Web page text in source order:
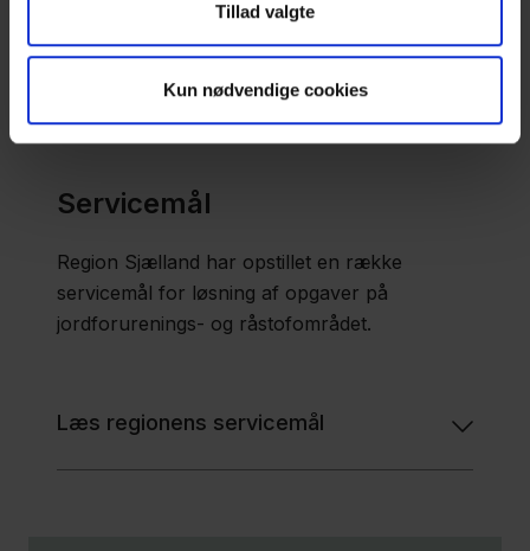
Tillad valgte
Kun nødvendige cookies
Servicemål
Region Sjælland har opstillet en række
servicemål for løsning af opgaver på
jordforurenings- og råstofområdet.
Læs regionens servicemål